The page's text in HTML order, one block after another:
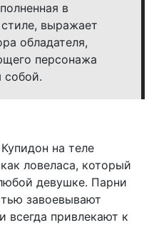
в
выражает
обладателя,
персонажа
собой.
на теле
ловеласа, который
девушке. Парни
завоевывают
привлекают к